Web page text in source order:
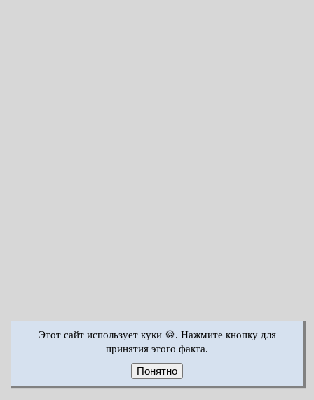
Этот сайт использует куки 🍪. Нажмите кнопку для
принятия этого факта.
Понятно